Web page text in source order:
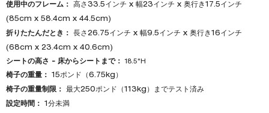
使用中のフレーム： 高さ33.5インチ x 幅23インチ x 奥行き17.5インチ
(85cm x 58.4cm x 44.5cm)
折りたたんだとき： 長さ26.75インチ x 幅9.5インチ x 奥行き16インチ
(68cm x 23.4cm x 40.6cm)
シートの高さ - 床からシートまで：18.5"H
椅子の重量： 15ポンド（6.75kg）
椅子の重量制限： 最大250ポンド（113kg）までテスト済み
設定時間： 1分未満